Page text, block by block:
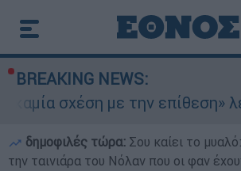
BREAKING NEWS:
με την επίθεση» λέει η
δημοφιλές τώρα: Σου καίει το
την ταινιάρα του Νόλαν που οι φαν